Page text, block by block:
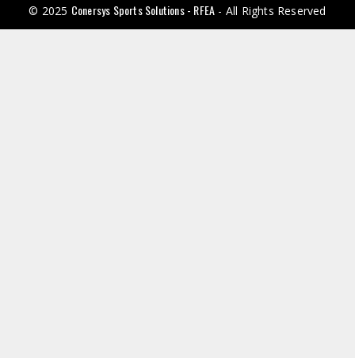
© 2025 Conersys Sports Solutions - RFEA - All Rights Reserved